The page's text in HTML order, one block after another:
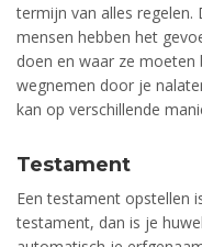
termijn van alles
mensen hebben het
doen en waar ze moeten
wegnemen door je
kan op verschillende
Testament
Een testament opstellen
testament, dan is je